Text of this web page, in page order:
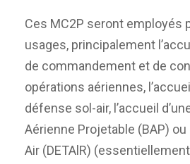
Ces MC2P seront employés
usages, principalement
de commandement et de
opérations aériennes,
défense sol-air, l’accueil
Aérienne Projetable (BAP)
Air (DETAlR)